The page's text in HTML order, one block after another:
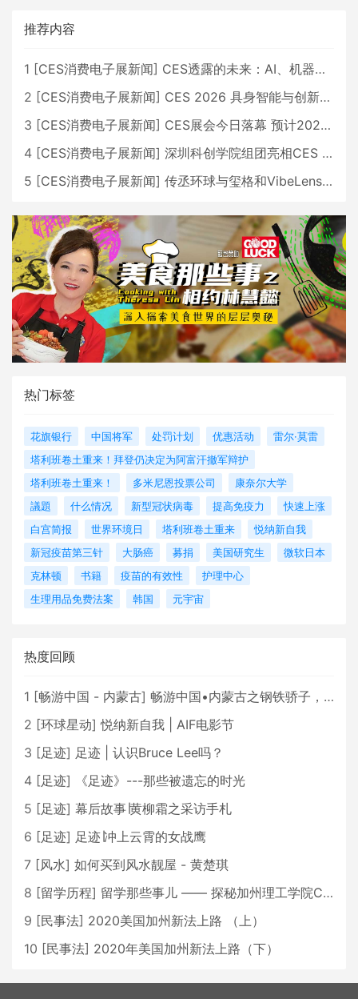
推荐内容
1 [CES消费电子展新闻] CES透露的未来：AI、机器人与智能生活大爆发
2 [CES消费电子展新闻] CES 2026 具身智能与创新领域 中国公司大放异彩
3 [CES消费电子展新闻] CES展会今日落幕 预计2026行业收入将超五千亿美元
4 [CES消费电子展新闻] 深圳科创学院组团亮相CES 广受好评
5 [CES消费电子展新闻] 传丞环球与玺格和VibeLens共同推出全新耳机
热门标签
花旗银行 中国将军 处罚计划 优惠活动
雷尔·莫雷
塔利班卷土重来！拜登仍决定为阿富汗撤军辩护
塔利班卷土重来！
多米尼恩投票公司
康奈尔大学
議題
什么情况 新型冠状病毒 提高免疫力
快速上涨
白宫简报
世界环境日 塔利班卷土重来
悦纳新自我
新冠疫苗第三针
大肠癌 募捐 美国研究生
微软日本
克林顿
书籍 疫苗的有效性
护理中心
生理用品免费法案
韩国 元宇宙
热度回顾
1 [畅游中国 - 内蒙古] 畅游中国•内蒙古之钢铁骄子，魅力包头
2 [环球星动] 悦纳新自我 | AIF电影节
3 [足迹] 足迹 | 认识Bruce Lee吗？
4 [足迹]
《足迹》---那些被遗忘的时光
5 [足迹] 幕后故事∣黄柳霜之采访手札
6 [足迹] 足迹∣冲上云霄的女战鹰
7 [风水] 如何买到风水靓屋 - 黄楚琪
8 [留学历程] 留学那些事儿 —— 探秘加州理工学院Caltech博士生活 [上集]
9 [民事法] 2020美国加州新法上路 （上）
10 [民事法] 2020年美国加州新法上路（下）